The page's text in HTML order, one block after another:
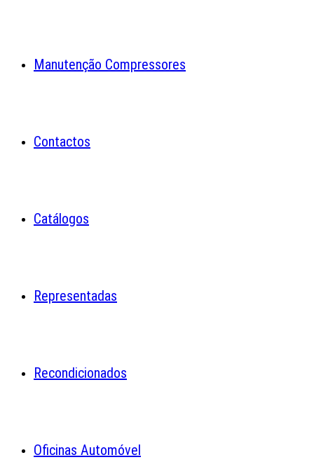
Manutenção Compressores
Contactos
Catálogos
Representadas
Recondicionados
Oficinas Automóvel